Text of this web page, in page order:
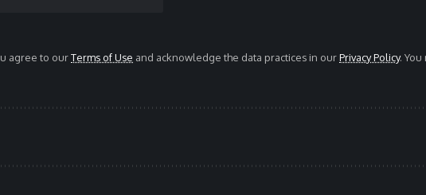
agree to ourTerms of Use and acknowledge the data practices in ourPrivacy Policy.